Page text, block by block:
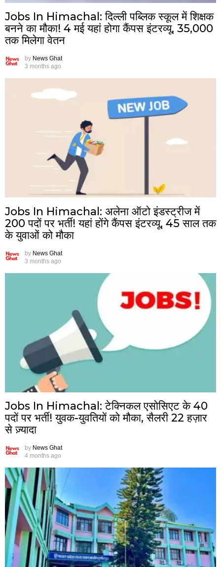
Jobs In Himachal: दिल्ली पब्लिक स्कूल में शिक्षक
बनने का मौका! 4 मई यहां होगा कैंपस इंटरव्यू, ₹35,000
तक मिलेगा वेतन
by News Ghat
3 months ago
Jobs In Himachal: अलेना ऑटो इंडस्ट्रीज में
200 पदों पर भर्ती! यहां होंगे कैंपस इंटरव्यू, 45 साल तक
के युवाओं को मौका
by News Ghat
3 months ago
Jobs In Himachal: टेक्निकल एसोसिएट के 40
पदों पर भर्ती! युवक-युवतियों को मौका, सैलरी 22 हज़ार
से ज़्यादा
by News Ghat
4 months ago